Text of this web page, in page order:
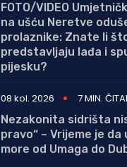
FOTO/VIDEO
na ušću Neretve
prolaznike: Znate li
predstavljaju lađa i
pijesku?
08 kol. 2026
7 MIN.
Nezakonita sidrišta
pravo“ – Vrijeme je da
more od Umaga do